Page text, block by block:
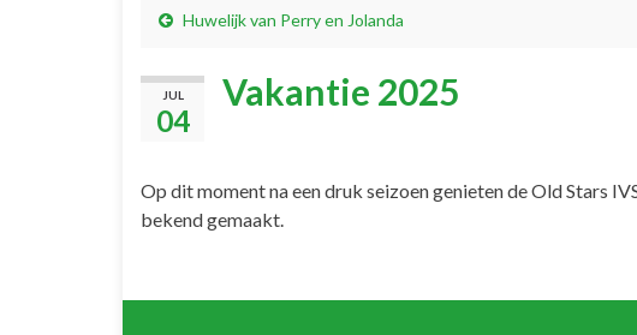
Huwelijk van Perry en Jolanda
JUL
04
Vakantie 2025
Op dit moment na een druk seizoen genieten de Old Stars
bekend gemaakt.